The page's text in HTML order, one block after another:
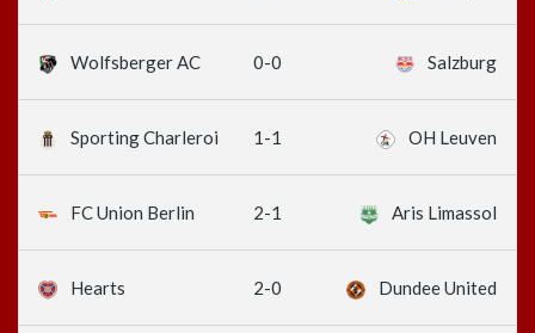
Wolfsberger AC 0-0 Salzburg
Sporting Charleroi 1-1 OH Leuven
FC Union Berlin 2-1 Aris Limassol
Hearts 2-0 Dundee United